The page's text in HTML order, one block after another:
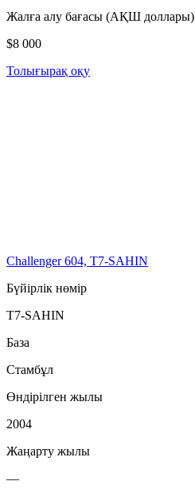
Жалға алу бағасы (АҚШ доллары)
$8 000
Толығырақ оқу
Challenger 604, T7-SAHIN
Бүйірлік нөмір
T7-SAHIN
База
Стамбұл
Өндірілген жылы
2004
Жаңарту жылы
—